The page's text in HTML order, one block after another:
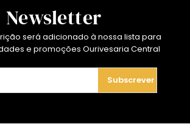
Newsletter
será adicionado à nossa lista para
e promoções Ourivesaria Central
Subscrever